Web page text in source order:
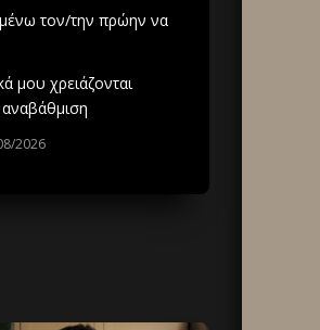
τον/την πρώην να
μου χρειάζονται
2026